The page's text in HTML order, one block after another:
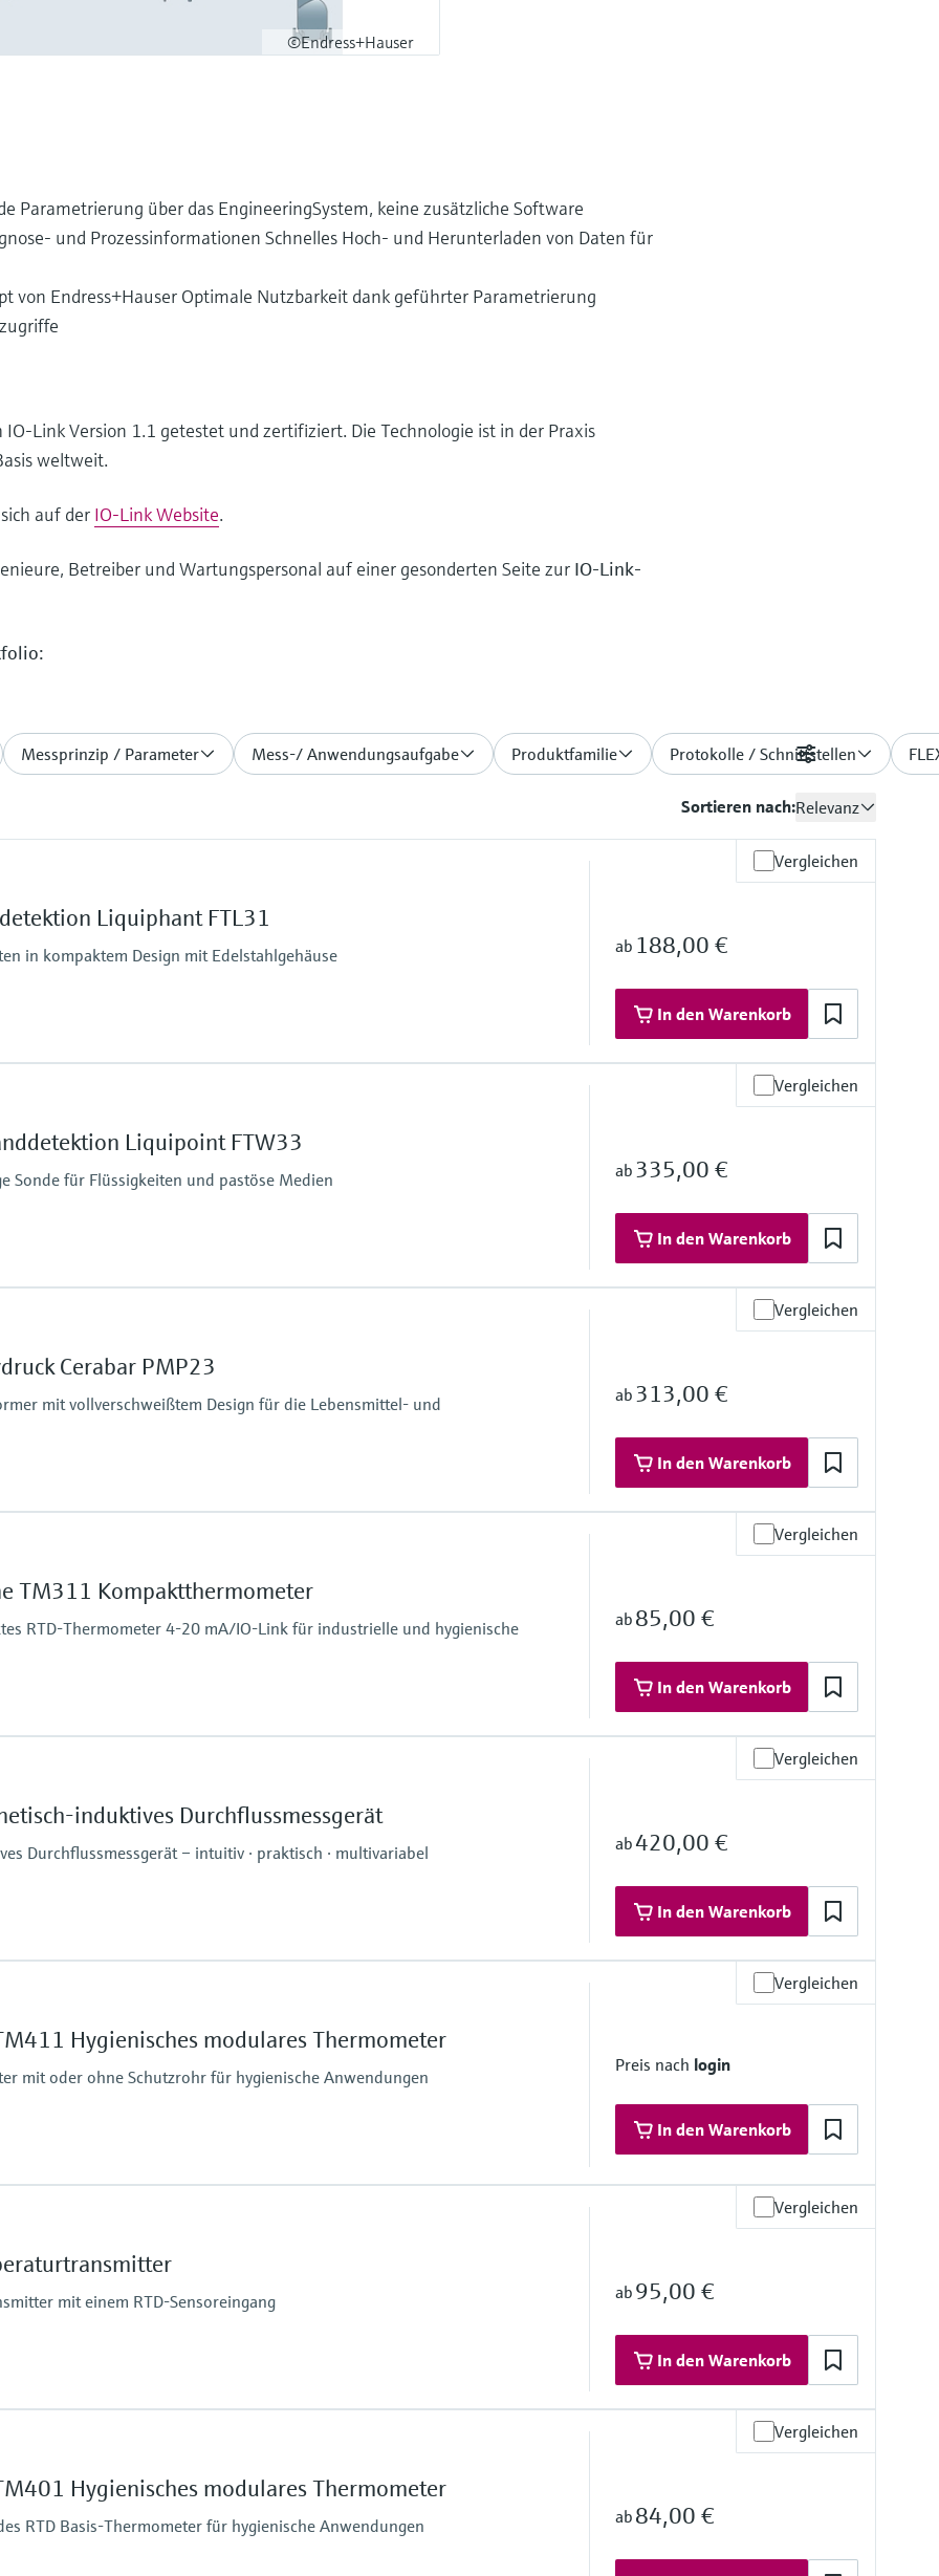
©Endress+Hauser
Parametrierung über das EngineeringSystem, keine zusätzliche Software
und Prozessinformationen Schnelles Hoch- und Herunterladen von Daten für
von Endress+Hauser Optimale Nutzbarkeit dank geführter Parametrierung
Link Version 1.1 getestet und zertifiziert. Die Technologie ist in der Praxis
weltweit.
auf der IO-Link Website.
Betreiber und Wartungspersonal auf einer gesonderten Seite zur IO-Link-
Messprinzip / Parameter Mess-/ Anwendungsaufgabe Produktfamilie Protokolle / Schnittstellen
Filter
Sortieren nach:Relevanz
Vergleichen
Liquiphant FTL31
in kompaktem Design mit Edelstahlgehäuse ab 188,00 €
In den Warenkorb
Vergleichen
Liquipoint FTW33
Sonde für Flüssigkeiten und pastöse Medien ab 335,00 €
In den Warenkorb
Vergleichen
Cerabar PMP23
mit vollverschweißtem Design für die Lebensmittel- und
ab 313,00 €
In den Warenkorb
Vergleichen
TM311 Kompaktthermometer
RTD-Thermometer 4-20 mA/IO-Link für industrielle und hygienische
ab 85,00 €
In den Warenkorb
-50 °C ...200 °C
(-58 °F ...392 °F)
Max. Eintauchlänge auf Anfrage
Vergleichen
induktives Durchflussmessgerät
Durchflussmessgerät – intuitiv · praktisch · multivariabel ab420,00 €
In den Warenkorb
o.f.s
eine Stunde: 85 °C (185 °F)
Messstoffberührende Materialien
PEEK, Rostfreier Stahl, FKM, EPDM
Elektrodenmaterial: 1.4404/316L
Vergleichen
Hygienisches modulares Thermometer
mit oder ohne Schutzrohr für hygienische Anwendungen
Preis nach login
In den Warenkorb
Vergleichen
mit einem RTD-Sensoreingang ab 95,00 €
In den Warenkorb
<=0,15 K
Vergleichen
Hygienisches modulares Thermometer
RTD Basis-Thermometer für hygienische Anwendungen ab 84,00 €